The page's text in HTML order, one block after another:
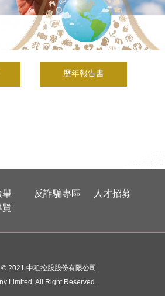
歷年報告書
舉 反詐騙專區
人才招募
覽
© 2021 中租控股股份有限公司
Limited. All Right Reserved.